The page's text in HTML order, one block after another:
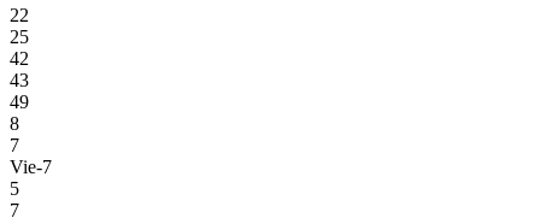
22
25
42
43
49
8
7
Vie-7
5
7